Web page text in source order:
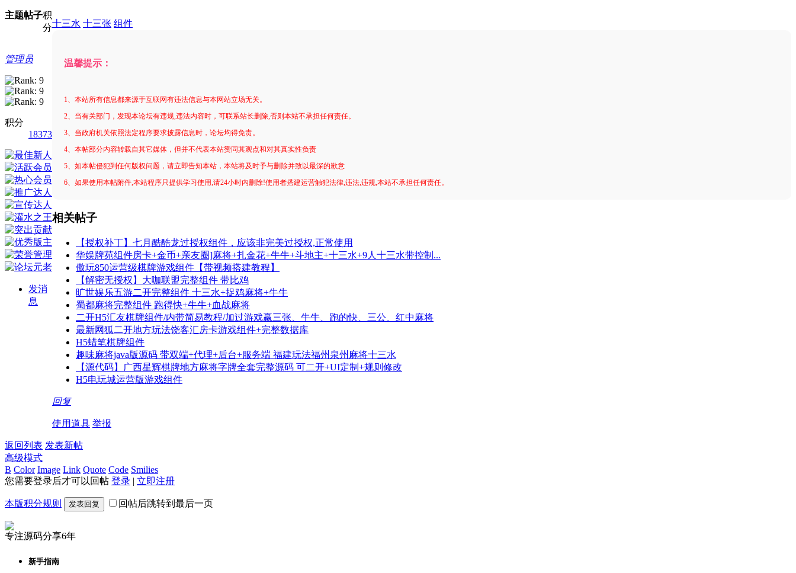
主题帖子积
分
管理员
积分
18373
发消
息
十三水 十三张 组件
温馨提示：
1、本站所有信息都来源于互联网有违法信息与本网站立场无关。
2、当有关部门，发现本论坛有违规,违法内容时，可联系站长删除,否则本站不承担任何责任。
3、当政府机关依照法定程序要求披露信息时，论坛均得免责。
4、本帖部分内容转载自其它媒体，但并不代表本站赞同其观点和对其真实性负责
5、如本帖侵犯到任何版权问题，请立即告知本站，本站将及时予与删除并致以最深的歉意
6、如果使用本帖附件,本站程序只提供学习使用,请24小时内删除!使用者搭建运营触犯法律,违法,违规,本站不承担任何责任。
相关帖子
【授权补丁】七月酷酷龙过授权组件，应该非完美过授权,正常使用
华娱牌苑组件房卡+金币+亲友圈]麻将+扎金花+牛牛+斗地主+十三水+9人十三水带控制...
傲玩850运营级棋牌游戏组件【带视频搭建教程】
【解密无授权】大咖联盟完整组件 带比鸡
旷世娱乐五游二开完整组件 十三水+捉鸡麻将+牛牛
蜀都麻将完整组件 跑得快+牛牛+血战麻将
二开H5汇友棋牌组件/内带简易教程/加过游戏赢三张、牛牛、跑的快、三公、红中麻将
最新网狐二开地方玩法饶客汇房卡游戏组件+完整数据库
H5蜡笔棋牌组件
趣味麻将java版源码 带双端+代理+后台+服务端 福建玩法福州泉州麻将十三水
【源代码】广西星辉棋牌地方麻将字牌全套完整源码 可二开+UI定制+规则修改
H5电玩城运营版游戏组件
回复
使用道具 举报
返回列表 发表新帖
高级模式
B Color Image Link Quote Code Smilies
您需要登录后才可以回帖 登录 | 立即注册
本版积分规则 发表回复 回帖后跳转到最后一页
专注源码分享6年
新手指南